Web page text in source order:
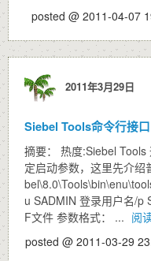
posted @ 2011-04-07
2011年3月29日
Siebel Tools命令行接口
摘要： 热度:Siebel
定启动参数，这里先介
u SADMIN 登录用户名/p
F文件 参数格式： ... 阅
posted @ 2011-03-29